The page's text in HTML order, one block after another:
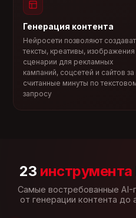
Генерация контента
Нейросети позволяют
тексты, креативы, изображения
сценарии для рекламных
кампаний, соцсетей и сайтов за
считанные минуты по
запросу
23
Самые востребованные
от генерации контента до